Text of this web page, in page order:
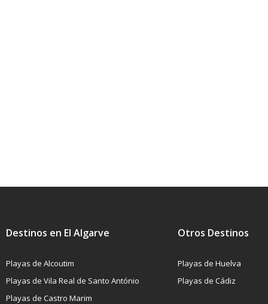
Destinos en El Algarve
Playas de Alcoutim
Playas de Vila Real de Santo António
Playas de Castro Marim
Otros Destinos
Playas de Huelva
Playas de Cádiz